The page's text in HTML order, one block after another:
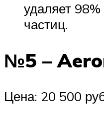
удаляет
частиц.
№5 –
Цена: 20 500